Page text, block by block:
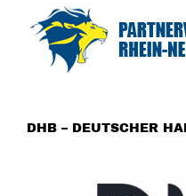
DHB – DEUTSCHER